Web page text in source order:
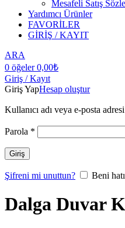
Mesafeli Satış
Yardımcı Ürünler
FAVORİLER
GİRİŞ / KAYIT
ARA
0 öğeler 0,00₺
Giriş / Kayıt
Giriş YapHesap oluştur
Kullanıcı adı veya e-posta adresi
Parola *
Giriş
Şifreni mi unuttun? Beni
Dalga Duvar